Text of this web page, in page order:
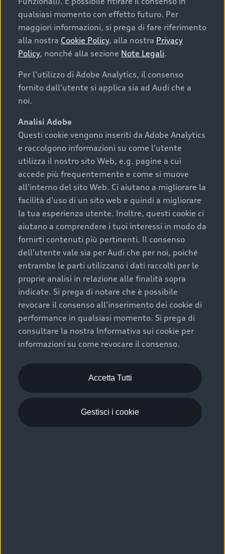
Cosa sapere prima di
acquistare la tua prossima
auto
I requisiti fondamentali da considerare prima di
acquistare un’auto usata, oltre al prezzo e all'aspetto,
chilometraggio: un valore contenuto corrisponde a
uno stato migliore del veicolo e a una maggiore
durata nel tempo;
cronologia dei tagliandi: una documentazione
completa della vettura certifica una manutenzione
costante e accurata;
condizioni della carrozzeria e degli interni: una
buona conservazione evidenzia cura e attenzione del
precedente proprietario;
efficienza meccanica: motore, trasmissione e
componenti principali in ottimo stato garantiscono
prestazioni affidabili e sicure.
Acquistare un’auto usata in una Concessionaria ufficiale
Audi che offre l’usato garantito tramite Audi Prima
Scelta :plus, significa affidarsi ad un prodotto che viene
sottoposto a 110 controlli approfonditi e coperto da
garanzia fino a 4 anni per una maggiore tutela del tuo
acquisto.
qualsiasi momento con effetto futuro. Per
maggiori informazioni, si prega di fare riferimento
alla nostra Cookie Policy, alla nostra Privacy
Policy, nonché alla sezione Note Legali.
Per l'utilizzo di Adobe Analytics, il consenso
fornito dall'utente si applica sia ad Audi che a
noi.
Analisi Adobe
Questi cookie vengono inseriti da Adobe Analytics
e raccolgono informazioni su come l'utente
utilizza il nostro sito Web, e.g. pagine a cui
accede più frequentemente e come si muove
all'interno del sito Web. Ci aiutano a migliorare la
facilità d'uso di un sito web e quindi a migliorare
la tua esperienza utente. Inoltre, questi cookie ci
aiutano a comprendere i tuoi interessi in modo da
fornirti contenuti più pertinenti. Il consenso
dell'utente vale sia per Audi che per noi, poiché
entrambe le parti utilizzano i dati raccolti per le
proprie analisi in relazione alle finalità sopra
indicate. Si prega di notare che è possibile
revocare il consenso all'inserimento dei cookie di
performance in qualsiasi momento. Si prega di
consultare la nostra Informativa sui cookie per
informazioni su come revocare il consenso.
Accetta Tutti
Gestisci i cookie